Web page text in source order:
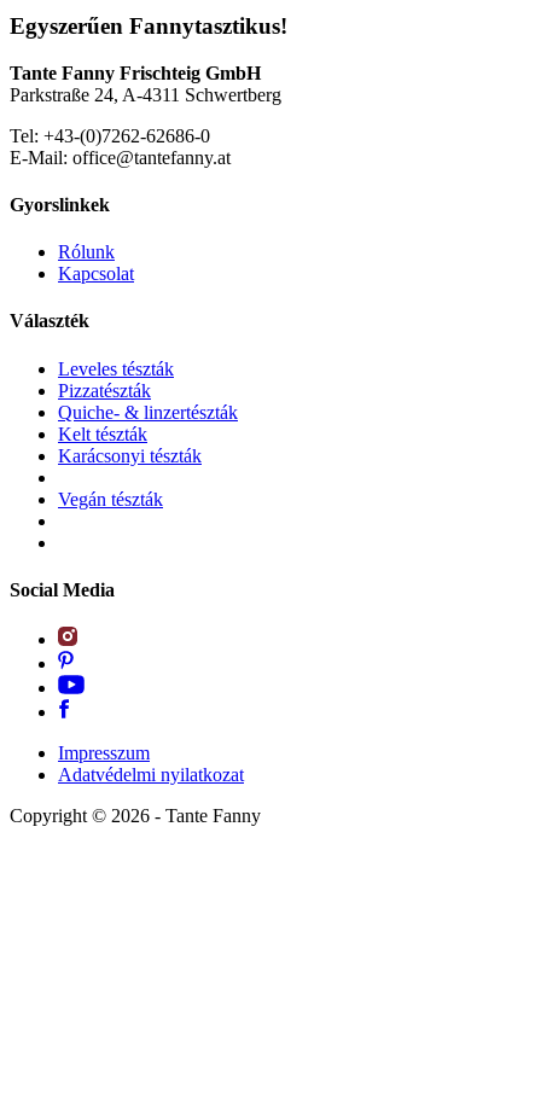
Egyszerűen Fannytasztikus!
Tante Fanny Frischteig GmbH
Parkstraße 24, A-4311 Schwertberg
Tel: +43-(0)7262-62686-0
E-Mail: office@tantefanny.at
Gyorslinkek
Rólunk
Kapcsolat
Választék
Leveles tészták
Pizzatészták
Quiche- & linzertészták
Kelt tészták
Karácsonyi tészták
Vegán tészták
Social Media
Impresszum
Adatvédelmi nyilatkozat
Copyright © 2026 - Tante Fanny